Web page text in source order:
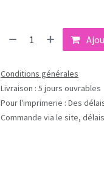
Conditions générales
Livraison : 5 jours ouvrables
Pour l'imprimerie : Des
Commande via le site,